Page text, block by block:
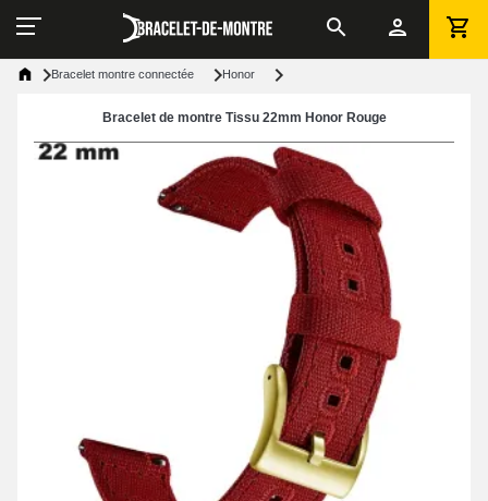
Bracelet montre connectée Honor
Bracelet de montre Tissu 22mm Honor Rouge